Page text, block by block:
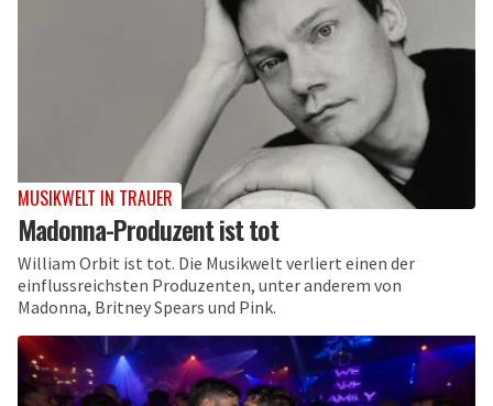
MUSIKWELT IN TRAUER
Madonna-Produzent ist tot
William Orbit ist tot. Die Musikwelt verliert einen der
einflussreichsten Produzenten, unter anderem von
Madonna, Britney Spears und Pink.